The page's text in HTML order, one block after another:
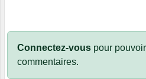
Connectez-vous pour
commentaires.